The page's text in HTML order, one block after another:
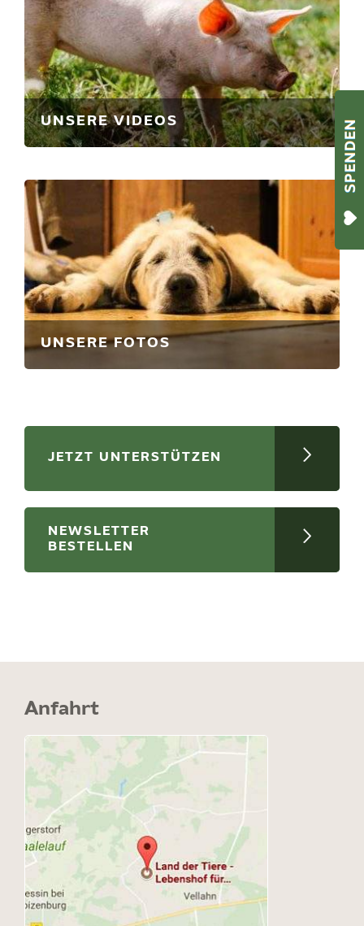
UNSERE VIDEOS
UNSERE FOTOS
JETZT UNTERSTÜTZEN
NEWSLETTER
BESTELLEN
Anfahrt